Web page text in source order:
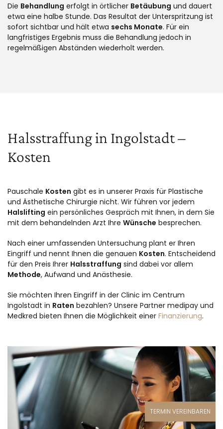
Die Behandlung erfolgt in örtlicher Betäubung und dauert
etwa eine halbe Stunde. Das Resultat der Unterspritzung ist
sofort sichtbar und hält etwa sechs Monate. Für ein
langfristiges Ergebnis muss die Behandlung jedoch in
regelmäßigen Abständen wiederholt werden.
Halsstraffung in Ingolstadt –
Kosten
Pauschale Kosten gibt es in unserer Praxis für Plastische
und Ästhetische Chirurgie nicht. Wir führen vor jedem
Halslifting ein persönliches Gespräch mit Ihnen, in dem Sie
mit dem behandelnden Arzt Ihre Wünsche besprechen.
Nach einer umfassenden Untersuchung plant er Ihren
Eingriff und nennt Ihnen die genauen Kosten. Entscheidend
für den Preis Ihrer Halsstraffung sind dabei vor allem
Methode, Aufwand und Anästhesie.
Sie möchten Ihren Eingriff in der Clinic im Centrum
Ingolstadt in Raten bezahlen? Unsere Partner medipay und
Medkred bieten Ihnen die Möglichkeit einer Finanzierung.
TERMIN VEREINBAREN